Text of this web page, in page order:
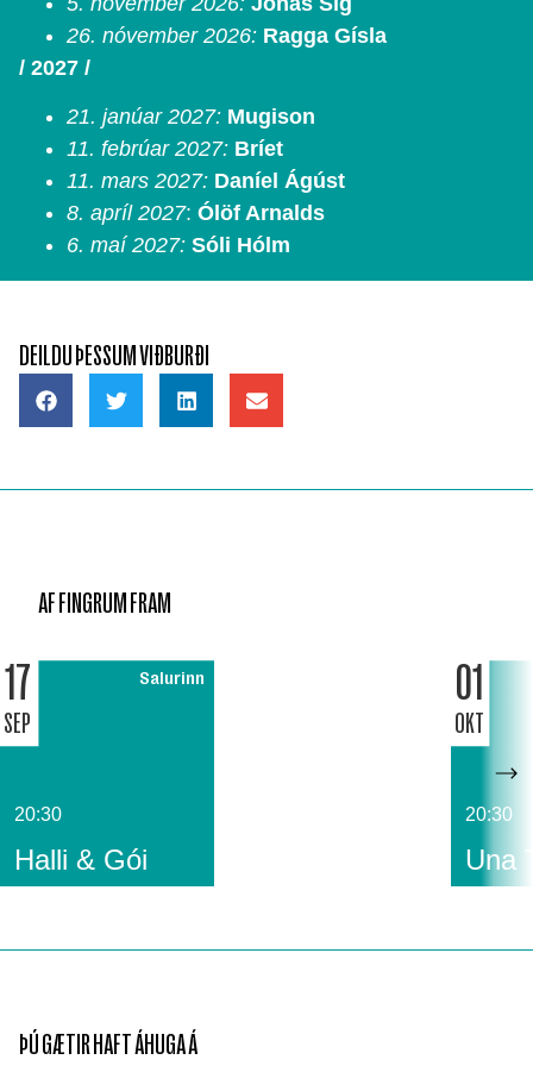
26. nóvember 2026: Ragga Gísla
/ 2027 /
21. janúar 2027: Mugison
11. febrúar 2027: Bríet
11. mars 2027: Daníel Ágúst
8. apríl 2027: Ólöf Arnalds
6. maí 2027: Sóli Hólm
DEILDU ÞESSUM VIÐBURÐI
AF FINGRUM FRAM
17
SEP
Salurinn
20:30
Halli & Gói
01
OKT
20:30
Una
ÞÚ GÆTIR HAFT ÁHUGA Á